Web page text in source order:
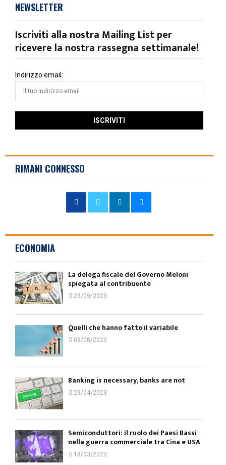
NEWSLETTER
Iscriviti alla nostra Mailing List per
ricevere la nostra rassegna settimanale!
Indirizzo email:
RIMANI CONNESSO
ECONOMIA
La delega fiscale del Governo Meloni
spiegata al contribuente
23/09/2023
Quelli che hanno fatto il variabile
09/08/2023
Banking is necessary, banks are not
29/04/2023
Semiconduttori: il ruolo dei Paesi Bassi
nella guerra commerciale tra Cina e USA
18/03/2023